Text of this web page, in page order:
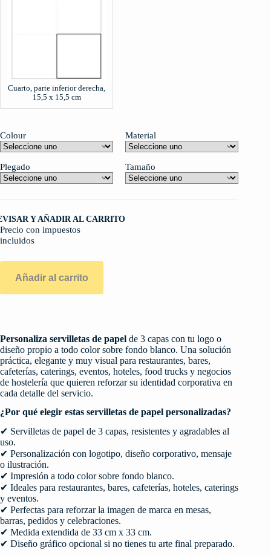
Cuarto, parte inferior derecha,
15,5 x 15,5 cm
Colour Material
Plegado Tamaño
Y AÑADIR AL CARRITO
Precio con impuestos
incluidos
Añadir al carrito
Personaliza servilletas de papel de 3 capas con tu logo o
diseño propio a todo color sobre fondo blanco. Una solución
práctica, elegante y muy visual para restaurantes, bares,
cafeterías, caterings, eventos, hoteles, food trucks y negocios
de hostelería que quieren reforzar su identidad corporativa en
cada detalle del servicio.
¿Por qué elegir estas servilletas de papel personalizadas?
✔ Servilletas de papel de 3 capas, resistentes y agradables al
uso.
✔ Personalización con logotipo, diseño corporativo, mensaje
o ilustración.
✔ Impresión a todo color sobre fondo blanco.
✔ Ideales para restaurantes, bares, cafeterías, hoteles, caterings
y eventos.
✔ Perfectas para reforzar la imagen de marca en mesas,
barras, pedidos y celebraciones.
✔ Medida extendida de 33 cm x 33 cm.
✔ Diseño gráfico opcional si no tienes tu arte final preparado.